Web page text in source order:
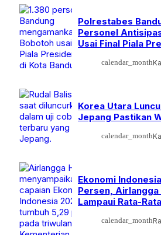
Polrestabes
Personel
Usai Final Piala
calendar_month
Korea Utara
Jepang Pastikan
calendar_month
Ekonomi
Persen,
Lampaui Rata-
calendar_month